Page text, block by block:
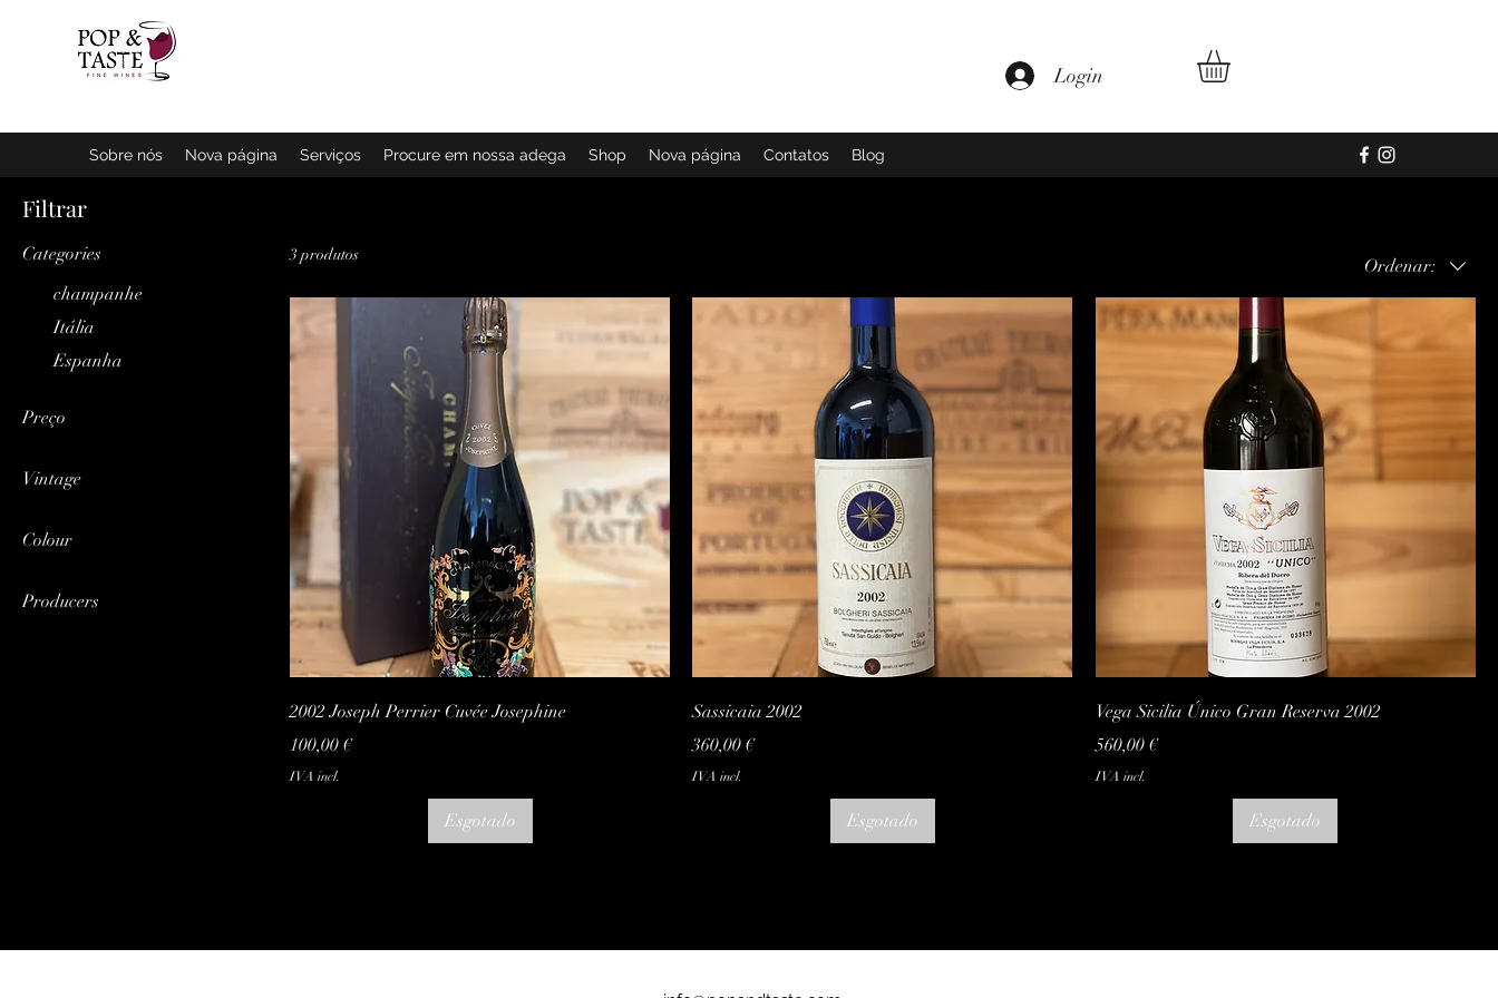
Login
Sobre nós Nova página Serviços Procure em nossa adega Shop Nova página Contatos Blog
Página inicial
Filtrar
Categories
champanhe
Itália
Espanha
Preço
€ 100
Vintage
Colour
Branco
Producers
3 produtos
Ordenar:
Visualização rápida
2002 Joseph Perrier Cuvée Josephine
Preço
100,00 €
IVA incl.
Esgotado
Sassicaia 2002
Preço
360,00 €
IVA incl.
Esgotado
Visualização rápida
Vega Sicilia Único Gran Reserva 2002
Preço
560,00 €
IVA incl.
Esgotado